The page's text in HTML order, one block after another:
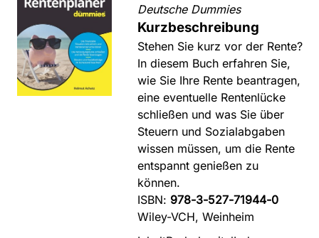
Deutsche Dummies
Kurzbeschreibung
Stehen Sie kurz vor der Rente?
In diesem Buch erfahren Sie,
wie Sie Ihre Rente beantragen,
eine eventuelle Rentenlücke
schließen und was Sie über
Steuern und Sozialabgaben
wissen müssen, um die Rente
entspannt genießen zu
können.
ISBN: 978-3-527-71944-0
Wiley-VCH, Weinheim